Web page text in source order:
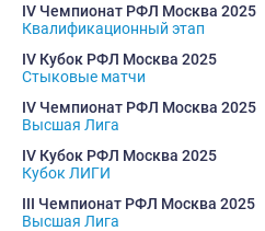
IV Чемпионат РФЛ Москва 2025
Квалификационный этап
IV Кубок РФЛ Москва 2025
Стыковые матчи
IV Чемпионат РФЛ Москва 2025
Высшая Лига
IV Кубок РФЛ Москва 2025
Кубок ЛИГИ
III Чемпионат РФЛ Москва 2025
Высшая Лига